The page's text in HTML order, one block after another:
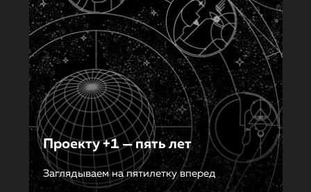
Проекту +1 — пять лет
Заглядываем на пятилетку вперед